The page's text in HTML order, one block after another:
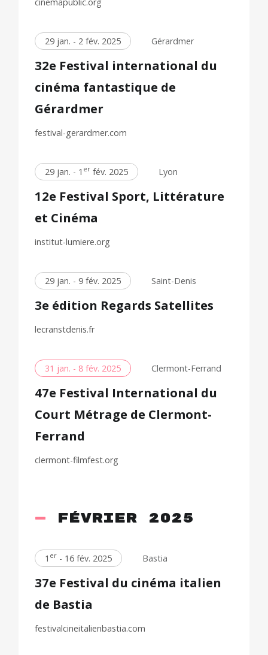
29 jan. - 2 fév. 2025 Gérardmer
32e Festival international du
cinéma fantastique de
Gérardmer
festival-gerardmer.com
29 jan. - 1 er fév. 2025 Lyon
12e Festival Sport, Littérature
et Cinéma
institut-lumiere.org
29 jan. - 9 fév. 2025 Saint-Denis
3e édition Regards Satellites
lecranstdenis.fr
31 jan. - 8 fév. 2025 Clermont-Ferrand
47e Festival International du
Court Métrage de Clermont-
Ferrand
clermont-filmfest.org
février 2025
1 er - 16 fév. 2025 Bastia
37e Festival du cinéma italien
de Bastia
festivalcineitalienbastia.com